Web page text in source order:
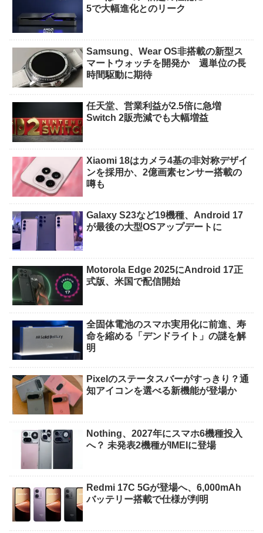
5で大幅進化とのリーク
Samsung、Wear OS非搭載の新型ス
マートウォッチを開発か 週単位の長
時間駆動に期待
任天堂、営業利益が2.5倍に急増
Switch 2販売減でも大幅増益
Xiaomi 18はカメラ4基の非対称デザイ
ンを採用か、2億画素センサー搭載の
噂も
Galaxy S23など19機種、Android 17
が最後の大型OSアップデートに
Motorola Edge 2025にAndroid 17正
式版、米国で配信開始
全固体電池のスマホ実用化に前進、寿
命を縮める「デンドライト」の謎を解
明
Pixelのステータスバーがすっきり？通
知アイコンを選べる新機能が登場か
Nothing、2027年にスマホ6機種投入
へ？ 未発表2機種がIMEIに登場
Redmi 17C 5Gが登場へ、6,000mAh
バッテリー搭載で仕様が判明